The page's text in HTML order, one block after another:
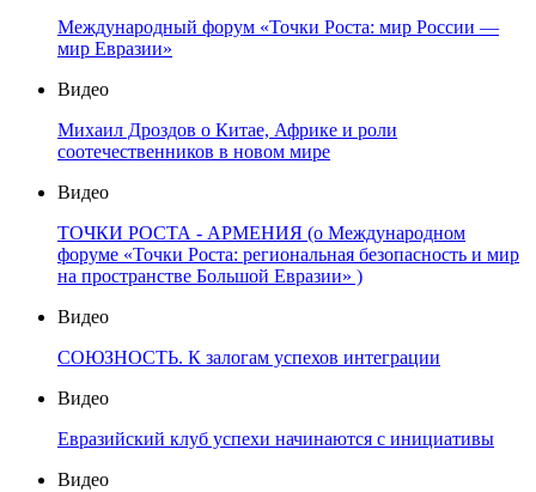
Международный форум «Точки Роста: мир России —
мир Евразии»
Видео
Михаил Дроздов о Китае, Африке и роли
соотечественников в новом мире
Видео
ТОЧКИ РОСТА - АРМЕНИЯ (о Международном
форуме «Точки Роста: региональная безопасность и мир
на пространстве Большой Евразии» )
Видео
СОЮЗНОСТЬ. К залогам успехов интеграции
Видео
Евразийский клуб успехи начинаются с инициативы
Видео